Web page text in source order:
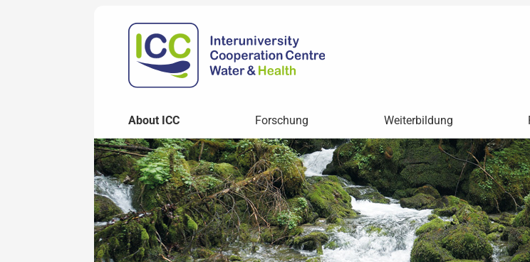
About ICC Forschung Weiterbildung